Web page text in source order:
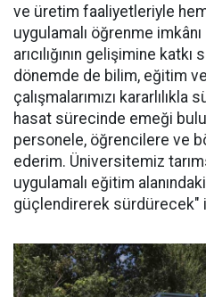
ve üretim faaliyetleriyle
uygulamalı öğrenme
arıcılığının gelişimine
dönemde de bilim, eğitim
çalışmalarımızı
hasat sürecinde emeği
personele, öğrencilere ve
ederim. Üniversitemiz
uygulamalı eğitim
güçlendirerek sürdürecek"